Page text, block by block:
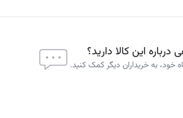
با خرید محصولات اصل برندهای خارجی از
کیفیت و تنوع بالا ارائه می کند. تنها کافی است
درباره این کالا دارید؟
خود، به خریداران دیگر کمک کنید.